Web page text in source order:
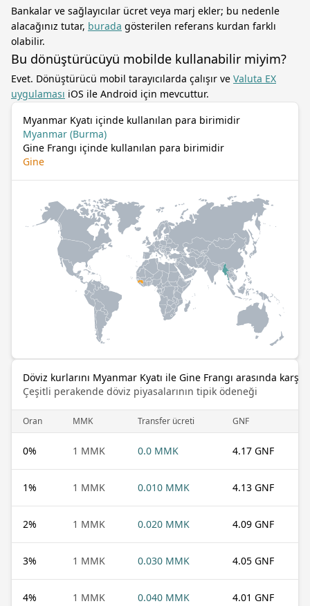
Bankalar ve sağlayıcılar ücret veya marj ekler; bu nedenle
alacağınız tutar, burada gösterilen referans kurdan farklı
olabilir.
Bu dönüştürücüyü mobilde kullanabilir miyim?
Evet. Dönüştürücü mobil tarayıcılarda çalışır ve Valuta EX
uygulaması iOS ile Android için mevcuttur.
Myanmar Kyatı içinde kullanılan para birimidir
Myanmar (Burma)
Gine Frangı içinde kullanılan para birimidir
Gine
Döviz kurlarını Myanmar Kyatı ile Gine Frangı arasında
Çeşitli perakende döviz piyasalarının tipik ödeneği
Oran MMK Transfer ücreti GNF
0% 1 MMK 0.0 MMK 4.17 GNF
1% 1 MMK 0.010 MMK 4.13 GNF
2% 1 MMK 0.020 MMK 4.09 GNF
3% 1 MMK 0.030 MMK 4.05 GNF
4% 1 MMK 0.040 MMK 4.01 GNF